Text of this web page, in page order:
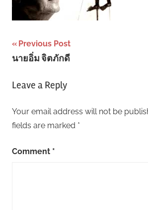
Post
navigation
Previous Post
นายอิ่ม จิตภักดี
Leave a Reply
Your email address will not be
fields are marked *
Comment *